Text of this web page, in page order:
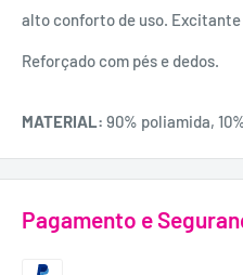
alto conforto de uso.
Reforçado com pés e dedos.
MATERIAL: 90% poliamida,
Pagamento e